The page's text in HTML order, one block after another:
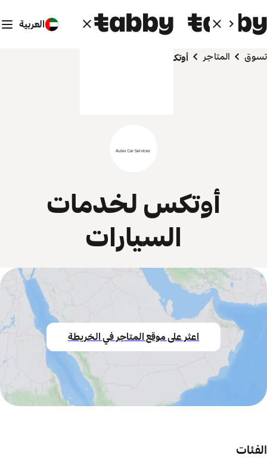
العربية
تسوق المتاجر أوتكس لخدمات السيارات
أوتكس لخدمات
السيارات
اعثر على موقع المتاجر في الخريطة
الفئات